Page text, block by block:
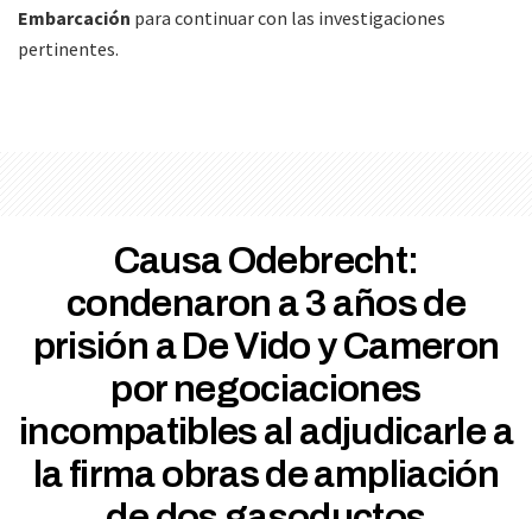
Embarcación para continuar con las investigaciones
pertinentes.
Causa Odebrecht:
condenaron a 3 años de
prisión a De Vido y Cameron
por negociaciones
incompatibles al adjudicarle a
la firma obras de ampliación